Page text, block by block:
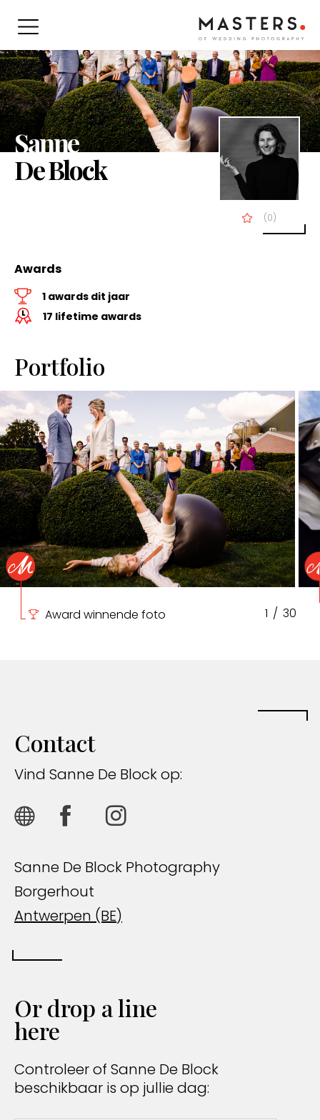
Sanne
De Block
(0)
Awards
1 awards dit jaar
17 lifetime awards
Portfolio
Award winnende foto 1 / 30
Contact
Vind Sanne De Block op:
Sanne De Block Photography
Borgerhout
Antwerpen (BE)
Or drop a line
here
Controleer of Sanne De Block
beschikbaar is op jullie dag: